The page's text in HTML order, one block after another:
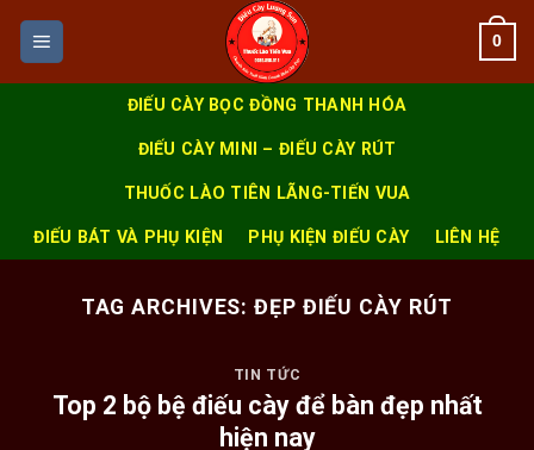
Skip
content
0
ĐIẾU CÀY BỌC ĐỒNG THANH HÓA
ĐIẾU CÀY MINI – ĐIẾU CÀY RÚT
THUỐC LÀO TIÊN LÃNG-TIẾN VUA
ĐIẾU BÁT VÀ PHỤ KIỆN PHỤ KIỆN ĐIẾU CÀY LIÊN HỆ
TAG ARCHIVES:ĐẸP ĐIẾU CÀY RÚT
TIN TỨC
Top 2 bộ bệ điếu cày để bàn đẹp nhất
hiện nay